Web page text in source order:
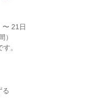
〜 21日
）
。
る